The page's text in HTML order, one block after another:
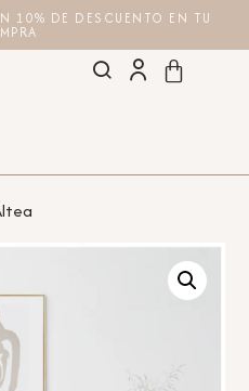
10% DE DESCUENTO EN TU